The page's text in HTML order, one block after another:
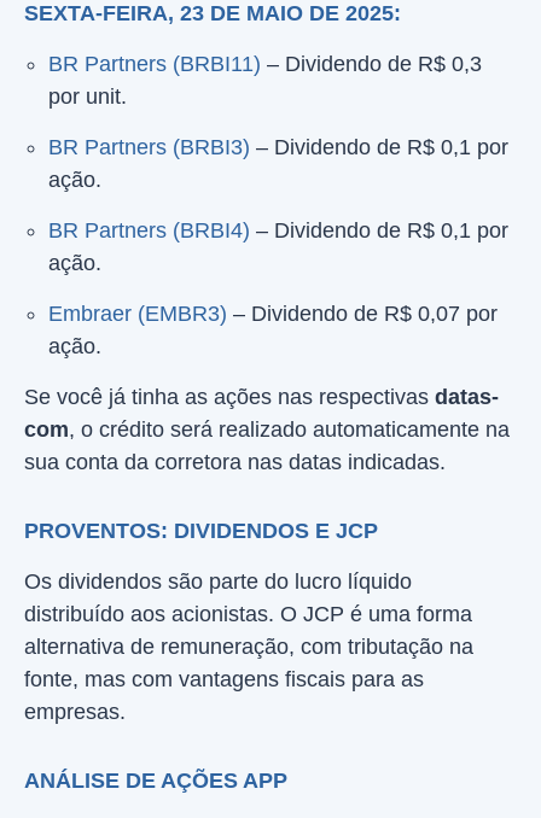
SEXTA-FEIRA, 23 DE MAIO DE 2025:
BR Partners (BRBI11) – Dividendo de R$ 0,3
por unit.
BR Partners (BRBI3) – Dividendo de R$ 0,1 por
ação.
BR Partners (BRBI4) – Dividendo de R$ 0,1 por
ação.
Embraer (EMBR3) – Dividendo de R$ 0,07 por
ação.
Se você já tinha as ações nas respectivas datas-
com, o crédito será realizado automaticamente na
sua conta da corretora nas datas indicadas.
PROVENTOS: DIVIDENDOS E JCP
Os dividendos são parte do lucro líquido
distribuído aos acionistas. O JCP é uma forma
alternativa de remuneração, com tributação na
fonte, mas com vantagens fiscais para as
empresas.
ANÁLISE DE AÇÕES APP